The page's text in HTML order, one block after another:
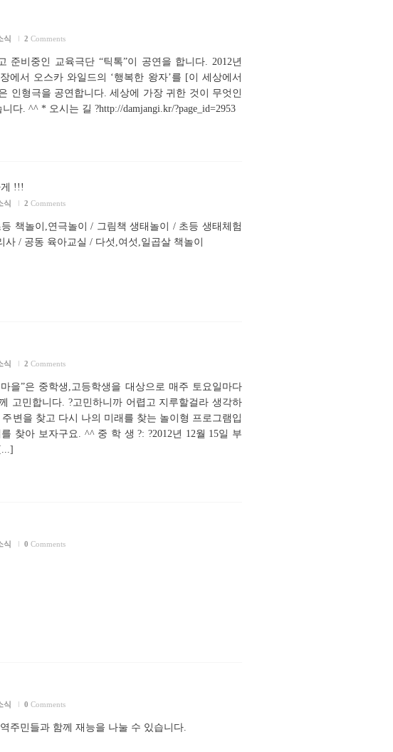
식 2 Comments
준비중인 교육극단 “틱톡”이 공연을 합니다. 2012년
에서 오스카 와일드의 ‘행복한 왕자’를 [이 세상에서
인형극을 공연합니다. 세상에 가장 귀한 것이 무엇인
다. ^^ * 오시는 길 ?http://damjangi.kr/?page_id=2953
!!!
식 2 Comments
책놀이,연극놀이 / 그림책 생태놀이 / 초등 생태체험
/ 공동 육아교실 / 다섯,여섯,일곱살 책놀이
식 2 Comments
”은 중학생,고등학생을 대상으로 매주 토요일마다
고민합니다. ?고민하니까 어렵고 지루할걸라 생각하
변을 찾고 다시 나의 미래를 찾는 놀이형 프로그램입
찾아 보자구요. ^^ 중 학 생 ?: ?2012년 12월 15일 부
식 0 Comments
식 0 Comments
주민들과 함께 재능을 나눌 수 있습니다.